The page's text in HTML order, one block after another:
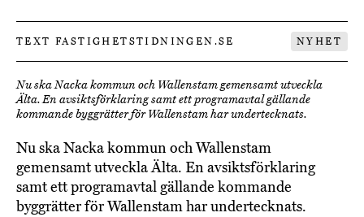
TEXT FASTIGHETSTIDNINGEN.SE NYHET
Nu ska Nacka kommun och Wallenstam gemensamt utveckla
Älta. En avsiktsförklaring samt ett programavtal gällande
kommande byggrätter för Wallenstam har undertecknats.
Nu ska Nacka kommun och Wallenstam
gemensamt utveckla Älta. En avsiktsförklaring
samt ett programavtal gällande kommande
byggrätter för Wallenstam har undertecknats.